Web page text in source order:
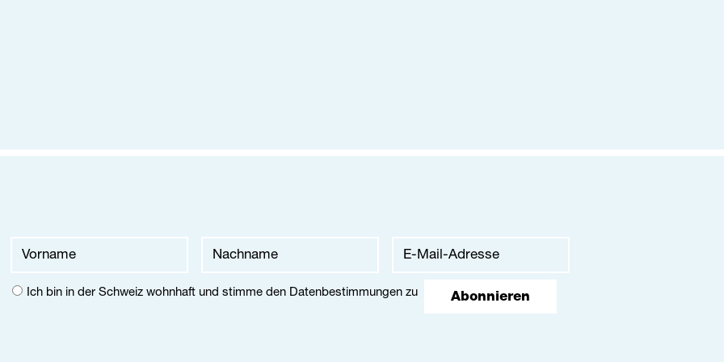
Abonnieren
Ich bin in der Schweiz wohnhaft und stimme den Datenbestimmungenzu